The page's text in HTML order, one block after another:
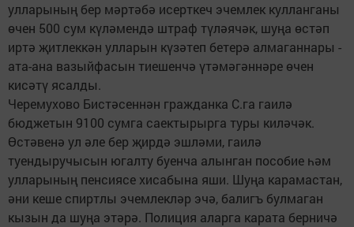
улларының бер мәртәбә исерткеч эчемлек кулланганы
өчен 500 сум күләмендә штраф түләячәк, шуңа өстәп
иртә җитлеккән улларын күзәтеп бетерә алмаганнары -
ата-ана вазыйфасын тиешенчә үтәмәгәннәре өчен
кисәтү ясалды.
Черемухово Бистәсеннән гражданка С.га гаилә
бюджетын 9100 сумга саектырырга туры киләчәк.
Өстәвенә ул әле бер җирдә эшләми, гаилә
туендыручысын югалту буенча алынган пособие һәм
улларының пенсиясе хисабына яши. Шуңа карамастан,
әни кеше спиртлы эчемлекләр эчә, балигъ булмаган
кызын да шуңа этәрә. Полиция аларга карата берничә